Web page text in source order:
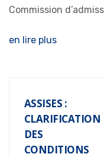
Commission
en lire plus
ASSISES :
CLARIFICATION
DES
CONDITIONS